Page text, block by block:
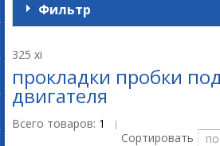
Фильтр
325 xi
прокладки пробки
двигателя
Всего товаров: 1 |
Сортировать